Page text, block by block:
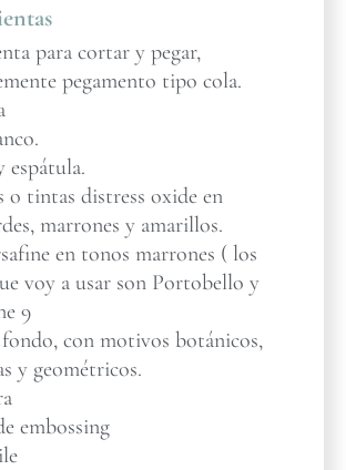
para cortar y pegar,
pegamento tipo cola.
espátula.
o tintas distress oxide en
marrones y amarillos.
en tonos marrones ( los
voy a usar son Portobello y
9
fondo, con motivos botánicos,
y geométricos.
embossing